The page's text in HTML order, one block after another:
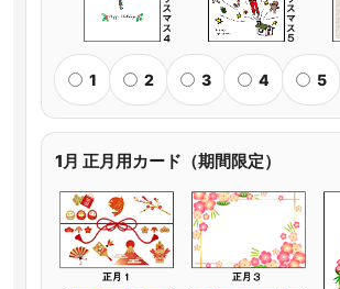
1 2 3 4 5
1月 正月用カード（期間限定）